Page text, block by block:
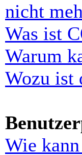
nicht
Was ist
Warum
Wozu ist
Wie